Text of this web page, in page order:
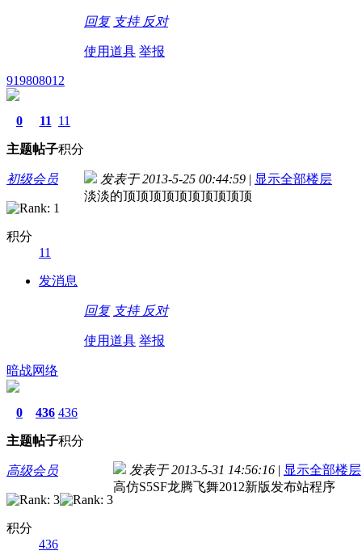
回复 支持 反对
使用道具 举报
919808012
0
主题
11
帖子
11
积分
初级会员
积分
11
发消息
发表于 2013-5-25 00:44:59 | 显示全部楼层
淡淡的顶顶顶顶顶顶顶顶顶顶
回复 支持 反对
使用道具 举报
暗战网络
0
主题
436
帖子
436
积分
高级会员
积分
436
发表于 2013-5-31 14:56:16 | 显示全部楼层
高仿S5SF龙腾飞舞2012新版发布站程序